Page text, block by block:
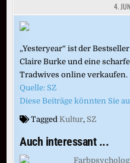
4.
„Yesteryear“ ist der
Claire Burke und eine
Tradwives online verkaufen.
Quelle: SZ
Diese Beiträge könnten Sie
Tagged Kultur, SZ
Auch interessant ...